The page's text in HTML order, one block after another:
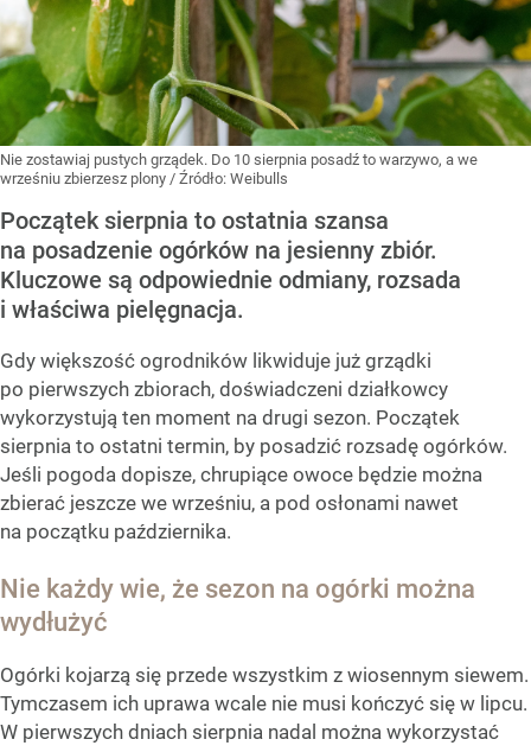
Nie zostawiaj pustych grządek. Do 10 sierpnia posadź to warzywo, a we
wrześniu zbierzesz plony / Źródło: Weibulls
Początek sierpnia to ostatnia szansa
na posadzenie ogórków na jesienny zbiór.
Kluczowe są odpowiednie odmiany, rozsada
i właściwa pielęgnacja.
Gdy większość ogrodników likwiduje już grządki
po pierwszych zbiorach, doświadczeni działkowcy
wykorzystują ten moment na drugi sezon. Początek
sierpnia to ostatni termin, by posadzić rozsadę ogórków.
Jeśli pogoda dopisze, chrupiące owoce będzie można
zbierać jeszcze we wrześniu, a pod osłonami nawet
na początku października.
Nie każdy wie, że sezon na ogórki można
wydłużyć
Ogórki kojarzą się przede wszystkim z wiosennym siewem.
Tymczasem ich uprawa wcale nie musi kończyć się w lipcu.
W pierwszych dniach sierpnia nadal można wykorzystać